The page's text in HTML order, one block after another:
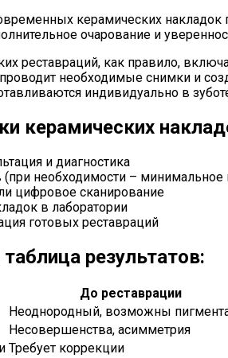
керамических накладок
очарование и
реставраций, как правило,
проводит необходимые снимки и
индивидуально в
керамических
и диагностика
(при необходимости – минимальное
цифровое сканирование
в лаборатории
готовых реставраций
результатов:
До реставрации
Неоднородный, возможны
Несовершенства, асимметрия
Требует коррекции